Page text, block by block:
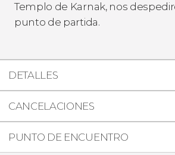
Templo de Karnak, nos
punto de partida.
DETALLES
CANCELACIONES
PUNTO DE ENCUENTRO